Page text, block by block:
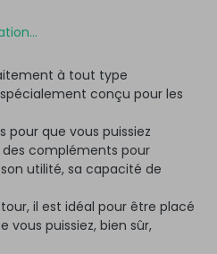
à tout type
conçu pour les
pour que vous puissiez
compléments pour
utilité, sa capacité de
il est idéal pour être placé
vous puissiez, bien sûr,